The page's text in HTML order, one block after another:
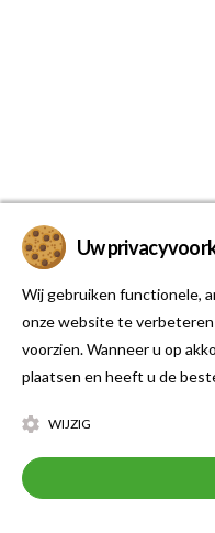
Uw
Wij gebruiken functionele,
onze website te
voorzien. Wanneer u op
plaatsen en heeft u de
WIJZIG